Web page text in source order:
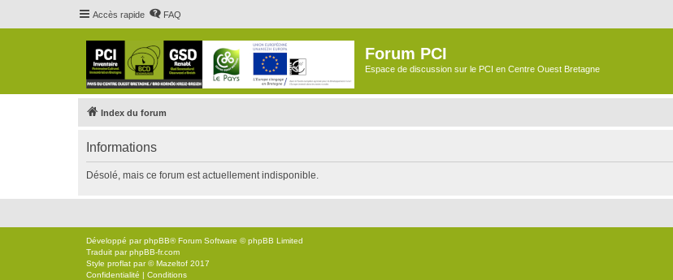
Accès rapide FAQ
Forum PCI
Espace de discussion sur le PCI en Centre Ouest Bretagne
Index du forum
Informations
Désolé, mais ce forum est actuellement indisponible.
Développé parphpBB® Forum Software © phpBB Limited
Traduit parphpBB-fr.com
Style proflat par ©Mazeltof 2017
Confidentialité | Conditions